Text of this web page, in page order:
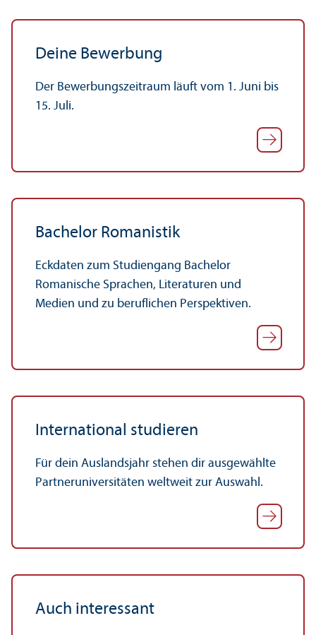
Deine Bewerbung
Der Bewerbungs­zeitraum läuft vom 1. Juni bis
15. Juli.
Bachelor Romanistik
Eckdaten zum Studien­gang Bachelor
Romanische Sprachen, Literaturen und
Medien und zu beruflichen Perspektiven.
International studieren
Für dein Auslands­jahr stehen dir ausgewählte
Partner­universitäten weltweit zur Auswahl.
Auch interessant